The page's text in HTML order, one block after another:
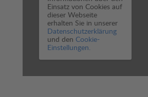
Einsatz von Cookies auf
dieser Webseite
erhalten Sie in unserer
Datenschutzerklärung
und den Cookie-
Einstellungen.